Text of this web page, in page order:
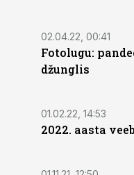
02.04.22, 00:41
Fotolugu:
džunglis
01.02.22, 14:53
2022. aasta